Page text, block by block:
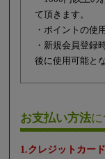
て頂きます。
・ポイントの使
・新規会員登録
後に使用可能と
お支払い方法
1.クレジットカー